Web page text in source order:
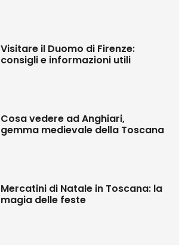
Visitare il Duomo di Firenze:
consigli e informazioni utili
Cosa vedere ad Anghiari,
gemma medievale della Toscana
Mercatini di Natale in Toscana: la
magia delle feste